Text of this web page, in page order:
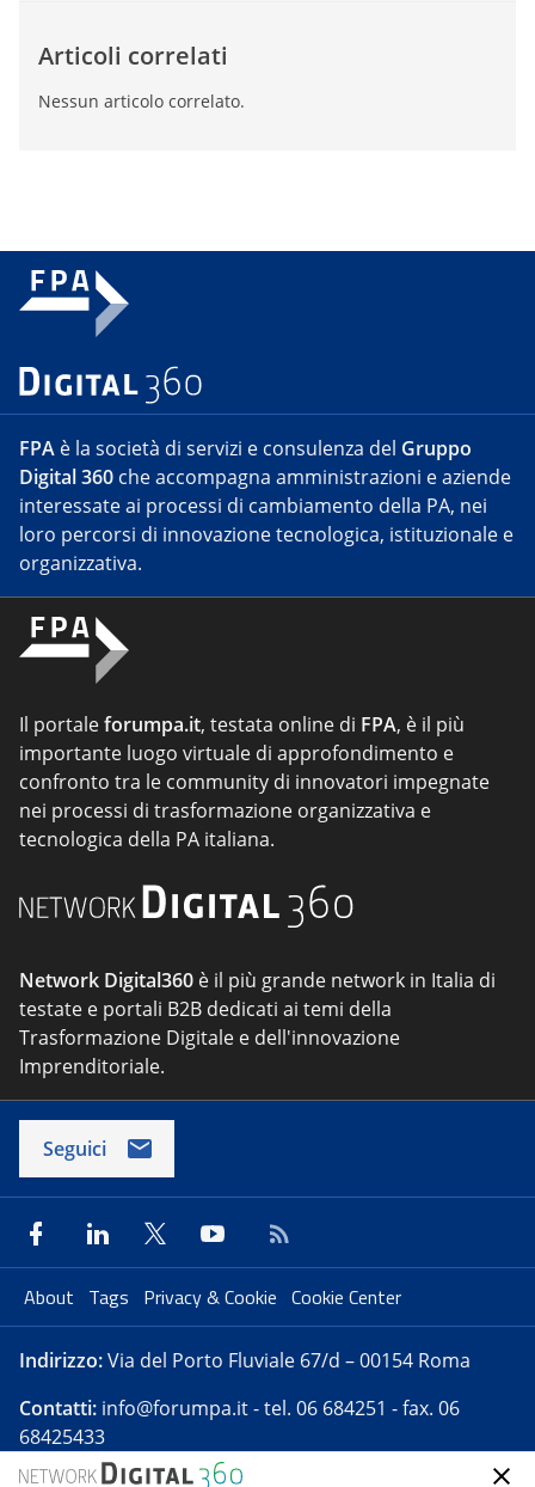
Articoli correlati
Nessun articolo correlato.
FPA è la società di servizi e consulenza del Gruppo
Digital 360 che accompagna amministrazioni e aziende
interessate ai processi di cambiamento della PA, nei
loro percorsi di innovazione tecnologica, istituzionale e
organizzativa.
Il portaleforumpa.it, testata online di FPA, è il più
importante luogo virtuale di approfondimento e
confronto tra le community di innovatori impegnate
nei processi di trasformazione organizzativa e
tecnologica della PA italiana.
Network Digital360 è il più grande network in Italia di
testate e portali B2B dedicati ai temi della
Trasformazione Digitale e dell'innovazione
Imprenditoriale.
Seguici
About Tags Privacy & Cookie Cookie Center
Indirizzo:Via del Porto Fluviale 67/d – 00154 Roma
Contatti: info@forumpa.it- tel. 06 684251 - fax. 06
68425433